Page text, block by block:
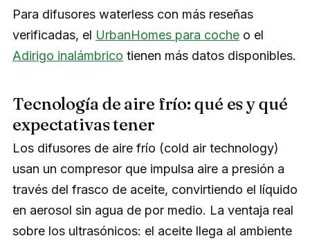
Para difusores waterless con más reseñas
verificadas, el UrbanHomes para coche o el
Adirigo inalámbrico tienen más datos disponibles.
Tecnología de aire frío: qué es y qué
expectativas tener
Los difusores de aire frío (cold air technology)
usan un compresor que impulsa aire a presión a
través del frasco de aceite, convirtiendo el líquido
en aerosol sin agua de por medio. La ventaja real
sobre los ultrasónicos: el aceite llega al ambiente